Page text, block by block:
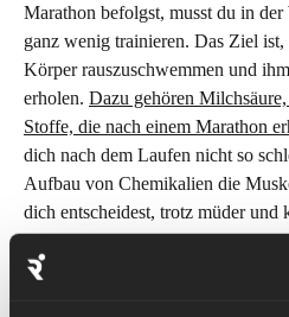
Marathon befolgst, musst du in
ganz wenig trainieren. Das Ziel
Körper rauszuschwemmen und
erholen. Dazu gehören
Stoffe, die nach einem Marathon
dich nach dem Laufen nicht so
Aufbau von Chemikalien die
dich entscheidest, trotz müder und
weiterzumachen, steigt das Risiko,